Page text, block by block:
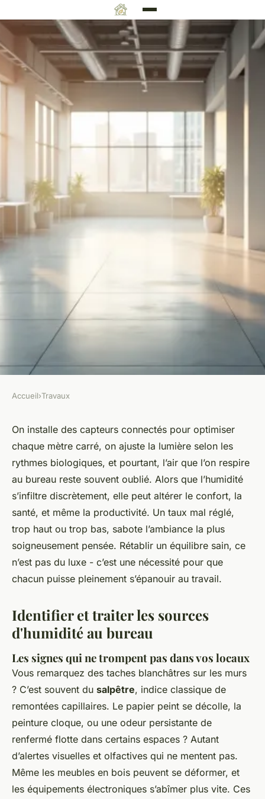
Optimiser l'humidité dans les
locaux professionnels pour le
confort
Auberte• 03/04/2026 14:17•10 min de lecture
Accueil›Travaux
On installe des capteurs connectés pour optimiser
chaque mètre carré, on ajuste la lumière selon les
rythmes biologiques, et pourtant, l’air que l’on respire
au bureau reste souvent oublié. Alors que l’humidité
s’infiltre discrètement, elle peut altérer le confort, la
santé, et même la productivité. Un taux mal réglé,
trop haut ou trop bas, sabote l’ambiance la plus
soigneusement pensée. Rétablir un équilibre sain, ce
n’est pas du luxe - c’est une nécessité pour que
chacun puisse pleinement s’épanouir au travail.
Identifier et traiter les sources
d'humidité au bureau
Les signes qui ne trompent pas dans vos locaux
Vous remarquez des taches blanchâtres sur les murs
? C’est souvent du salpêtre, indice classique de
remontées capillaires. Le papier peint se décolle, la
peinture cloque, ou une odeur persistante de
renfermé flotte dans certains espaces ? Autant
d’alertes visuelles et olfactives qui ne mentent pas.
Même les meubles en bois peuvent se déformer, et
les équipements électroniques s’abîmer plus vite. Ces